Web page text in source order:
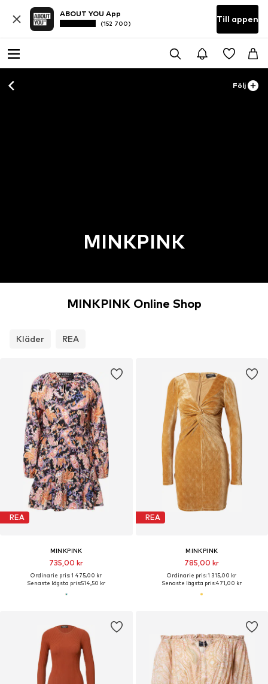
ABOUT YOU App
(152 700) Till appen
Följ
MINKPINK
MINKPINK Online Shop
Kläder REA
REA
MINKPINK
735,00 kr
Ordinarie pris: 1 475,00 kr
Senaste lägsta pris:514,50 kr
REA
MINKPINK
785,00 kr
Ordinarie pris: 1 315,00 kr
Senaste lägsta pris:471,00 kr